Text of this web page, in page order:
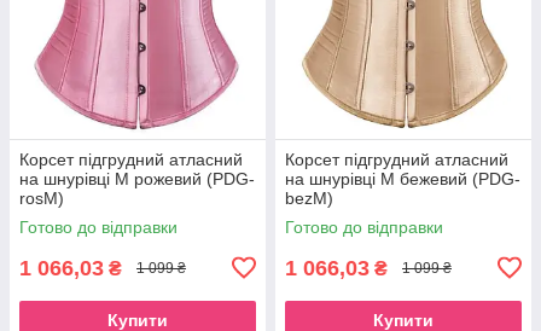
Корсет підгрудний атласний
на шнурівці M рожевий (PDG-
rosM)
Готово до відправки
1 066,03 ₴ 1 099 ₴
Купити
Корсет підгрудний атласний
на шнурівці M бежевий (PDG-
bezM)
Готово до відправки
1 066,03 ₴ 1 099 ₴
Купити